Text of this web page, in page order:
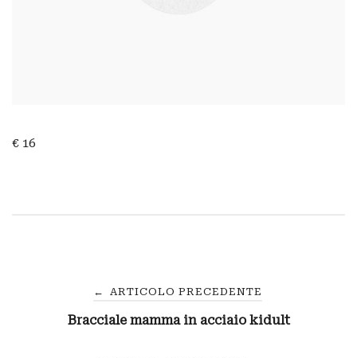
€ 16
Navigazione
articoli
← ARTICOLO PRECEDENTE
Bracciale mamma in acciaio kidult